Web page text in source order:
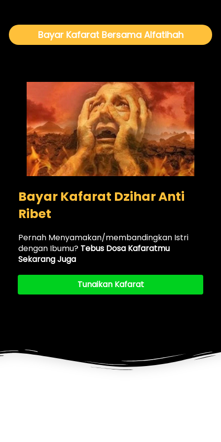
Bayar Kafarat Bersama Alfatihah
Bayar Kafarat Dzihar Anti
Ribet
Pernah Menyamakan/membandingkan Istri
dengan Ibumu? Tebus Dosa Kafaratmu
Sekarang Juga
`Tunaikan Kafarat